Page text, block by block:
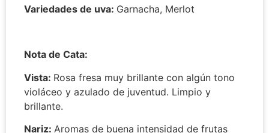
Variedades de uva: Garnacha, Merlot
Nota de Cata:
Vista: Rosa fresa muy brillante con algún tono
violáceo y azulado de juventud. Limpio y
brillante.
Nariz: Aromas de buena intensidad de frutas